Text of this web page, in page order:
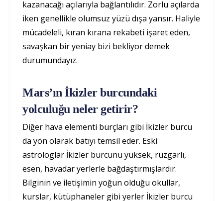
kazanacağı açılarıyla bağlantılıdır. Zorlu açılarda
iken genellikle olumsuz yüzü dışa yansır. Haliyle
mücadeleli, kıran kırana rekabeti işaret eden,
savaşkan bir yeniay bizi bekliyor demek
durumundayız.
Mars’ın İkizler burcundaki
yolculuğu neler getirir?
Diğer hava elementi burçları gibi İkizler burcu
da yön olarak batıyı temsil eder. Eski
astrologlar İkizler burcunu yüksek, rüzgarlı,
esen, havadar yerlerle bağdaştırmışlardır.
Bilginin ve iletişimin yoğun olduğu okullar,
kurslar, kütüphaneler gibi yerler İkizler burcu